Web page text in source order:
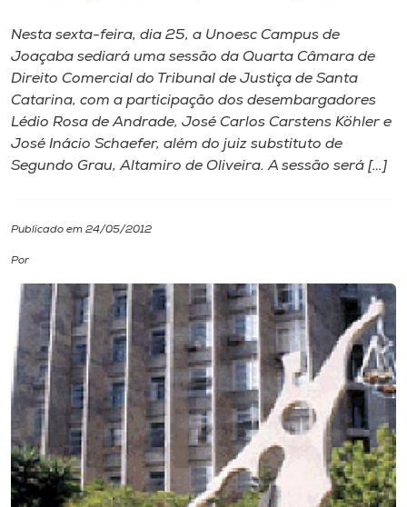
A
Unoesc
Internacionalização
I.nova
Diplomados
Cultura
CPA
Biblioteca
Editora
Rádio
Nesta sexta-feira, dia 25, a Unoesc Campus de
Joaçaba sediará uma sessão da Quarta Câmara de
Direito Comercial do Tribunal de Justiça de Santa
Catarina, com a participação dos desembargadores
Lédio Rosa de Andrade, José Carlos Carstens Köhler e
José Inácio Schaefer, além do juiz substituto de
Segundo Grau, Altamiro de Oliveira. A sessão será […]
Publicado em 24/05/2012
Por